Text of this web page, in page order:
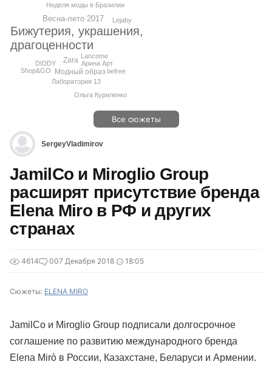
Бижутерия, украшения,
драгоценности
Весна-лето 2017
Zara
Модный образ
Неделя моды в Бразилии
Лаборатория 13
Арина Арт
Lancome
DIDDY
Shop&GO
befree
Ольга Куриленко
Lejaby
Все сюжеты
SergeyVladimirov
JamilСo и Miroglio Group
расширят присутствие бренда
Elena Miro в РФ и других
странах
4614 007 Декабря 2018 18:05
Сюжеты: ELENA MIRO
JamilСo и Miroglio Group подписали долгосрочное
соглашение по развитию международного бренда
Elena Mirò в России, Казахстане, Беларуси и Армении.